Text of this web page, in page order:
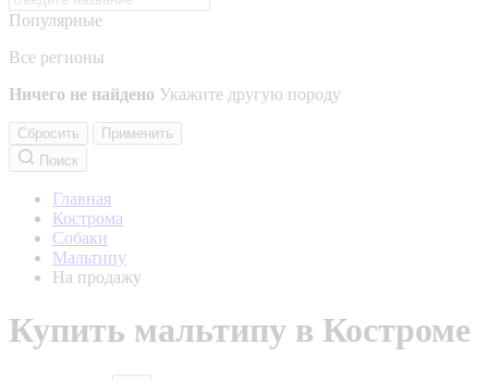
Популярные
Все регионы
Ничего не найдено Укажите другую породу
Сбросить
Применить
Поиск
Главная
Кострома
Собаки
Мальтипу
На продажу
Купить мальтипу в Костроме